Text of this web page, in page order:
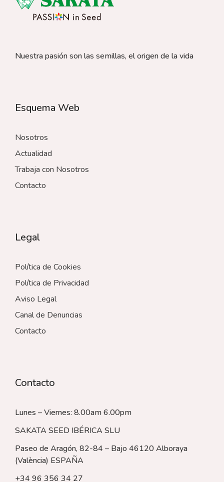
Nuestra pasión son las semillas, el origen de la vida
Esquema Web
Nosotros
Actualidad
Trabaja con Nosotros
Contacto
Legal
Política de Cookies
Política de Privacidad
Aviso Legal
Canal de Denuncias
Contacto
Contacto
Lunes – Viernes: 8.00am 6.00pm
SAKATA SEED IBÉRICA SLU
Paseo de Aragón, 82-84 – Bajo 46120 Alboraya
(València) ESPAÑA
+34 96 356 34 27